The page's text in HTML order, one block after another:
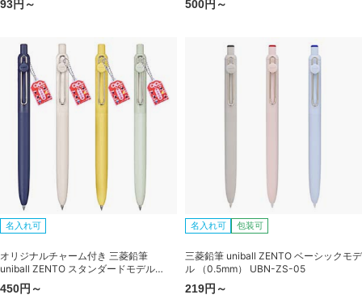
93円～ 500円～
名入れ可
オリジナルチャーム付き 三菱鉛筆
uniball ZENTO スタンダードモデル
（0.5mm） UBN-ZSC-05
450円～
名入れ可 包装可
三菱鉛筆 uniball ZENTO ベーシックモデ
ル （0.5mm） UBN-ZS-05
219円～